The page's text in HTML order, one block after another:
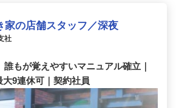
家の店舗スタッフ／深夜
社
誰もが覚えやすいマニュアル確立｜
9連休可｜契約社員